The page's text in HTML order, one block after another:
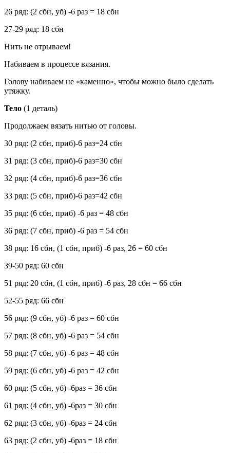
26 ряд: (2 сбн, уб) -6 раз = 18 сбн
27-29 ряд: 18 сбн
Нить не отрываем!
Набиваем в процессе вязания.
Голову набиваем не «каменно», чтобы можно было сделать
утяжку.
Тело (1 деталь)
Продолжаем вязать нитью от головы.
30 ряд: (2 сбн, приб)-6 раз=24 сбн
31 ряд: (3 сбн, приб)-6 раз=30 сбн
32 ряд: (4 сбн, приб)-6 раз=36 сбн
33 ряд: (5 сбн, приб)-6 раз=42 сбн
35 ряд: (6 сбн, приб) -6 раз = 48 сбн
36 ряд: (7 сбн, приб) -6 раз = 54 сбн
38 ряд: 16 сбн, (1 сбн, приб) -6 раз, 26 = 60 сбн
39-50 ряд: 60 сбн
51 ряд: 20 сбн, (1 сбн, приб) -6 раз, 28 сбн = 66 сбн
52-55 ряд: 66 сбн
56 ряд: (9 сбн, уб) -6 раз = 60 сбн
57 ряд: (8 сбн, уб) -6 раз = 54 сбн
58 ряд: (7 сбн, уб) -6 раз = 48 сбн
59 ряд: (6 сбн, уб) -6 раз = 42 сбн
60 ряд: (5 сбн, уб) -6раз = 36 сбн
61 ряд: (4 сбн, уб) -6раз = 30 сбн
62 ряд: (3 сбн, уб) -6раз = 24 сбн
63 ряд: (2 сбн, уб) -6раз = 18 сбн